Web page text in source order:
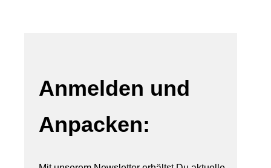
Anmelden und
Anpacken: